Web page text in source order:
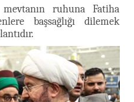
ruhuna Fatiha
başsağlığı dilemek